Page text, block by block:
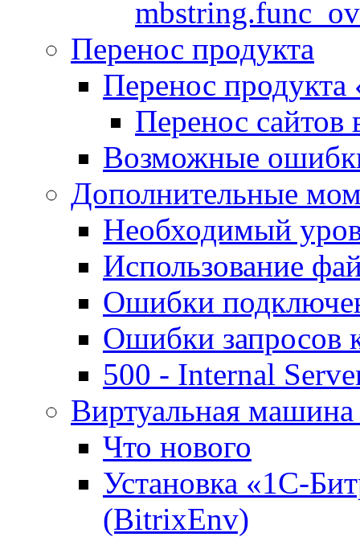
Перенос продукта
Перенос продукта
Перенос сайтов
Возможные
Дополнительные
Необходимый
Использование
Ошибки
Ошибки запросов
500 - Internal
Виртуальная
Что нового
Установка «1С-
(BitrixEnv)